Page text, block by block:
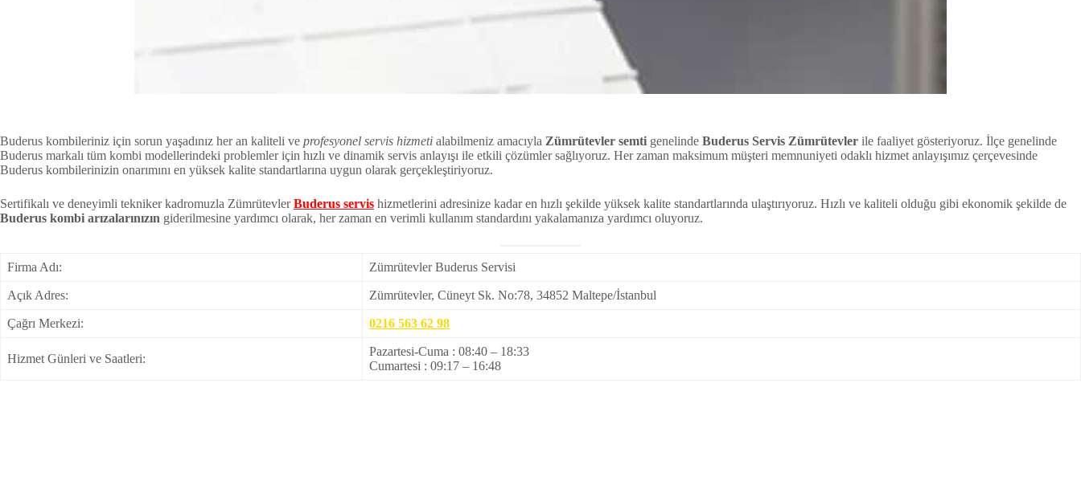
Buderus kombileriniz için sorun yaşadınız her an kaliteli ve profesyonel servis hizmeti alabilmeniz amacıyla Zümrütevler semti genelinde Buderus Servis Zümrütevler ile faaliyet gösteriyoruz. İlçe genelinde
Buderus markalı tüm kombi modellerindeki problemler için hızlı ve dinamik servis anlayışı ile etkili çözümler sağlıyoruz. Her zaman maksimum müşteri memnuniyeti odaklı hizmet anlayışımız çerçevesinde
Buderus kombilerinizin onarımını en yüksek kalite standartlarına uygun olarak gerçekleştiriyoruz.
Sertifikalı ve deneyimli tekniker kadromuzla ZümrütevlerBuderus servis hizmetlerini adresinize kadar en hızlı şekilde yüksek kalite standartlarında ulaştırıyoruz. Hızlı ve kaliteli olduğu gibi ekonomik şekilde de
Buderus kombi arızalarınızın giderilmesine yardımcı olarak, her zaman en verimli kullanım standardını yakalamanıza yardımcı oluyoruz.
Firma Adı: Zümrütevler Buderus Servisi
Açık Adres: Zümrütevler, Cüneyt Sk. No:78, 34852 Maltepe/İstanbul
Çağrı Merkezi: 0216 563 62 98
Hizmet Günleri ve Saatleri:
Pazartesi-Cuma : 08:40 – 18:33
Cumartesi : 09:17 – 16:48